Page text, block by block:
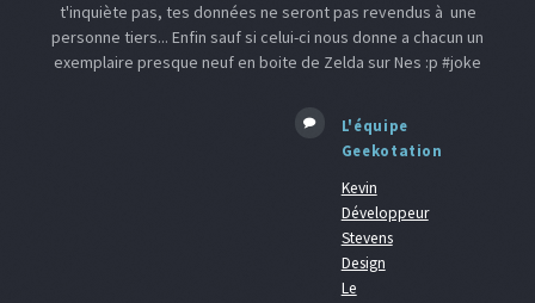
t'inquiète pas, tes données ne seront pas revendus à une
personne tiers... Enfin sauf si celui-ci nous donne a chacun un
exemplaire presque neuf en boite de Zelda sur Nes :p #joke
L'équipe
Geekotation
Kevin
Développeur
Stevens
Design
Le